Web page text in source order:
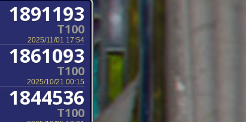
1891193
T100
2025/11/01 17:54
1861093
T100
2025/10/21 00:15
1844536
T100